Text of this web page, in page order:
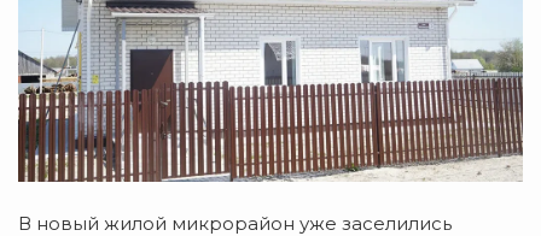
В новый жилой микрорайон уже заселились